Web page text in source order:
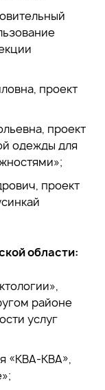
проект
проект
одежды для
проект
области:
районе
услуг
«КВА-КВА»,